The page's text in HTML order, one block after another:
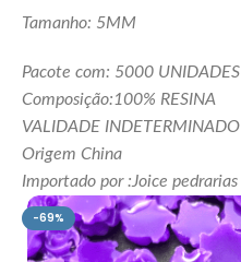
-69%
Tamanho: 5MM
Pacote com: 5000 UNIDADES
Composição:100% RESINA
VALIDADE INDETERMINADO
Origem China
Importado por :Joice pedrarias